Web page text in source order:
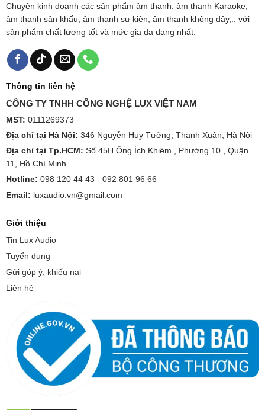
Chuyên kinh doanh các sản phẩm âm thanh: âm thanh Karaoke,
âm thanh sân khấu, âm thanh sự kiện, âm thanh không dây,.. với
sản phẩm chất lượng tốt và mức gia đa dạng nhất.
Thông tin liên hệ
CÔNG TY TNHH CÔNG NGHỆ LUX VIỆT NAM
MST: 0111269373
Địa chỉ tại Hà Nội: 346 Nguyễn Huy Tưởng, Thanh Xuân, Hà Nội
Địa chỉ tại Tp.HCM: Số 45H Ông Ích Khiêm , Phường 10 , Quận
11, Hồ Chí Minh
Hotline: 098 120 44 43 - 092 801 96 66
Email: luxaudio.vn@gmail.com
Giới thiệu
Tin Lux Audio
Tuyển dụng
Gửi góp ý, khiếu nại
Liên hệ